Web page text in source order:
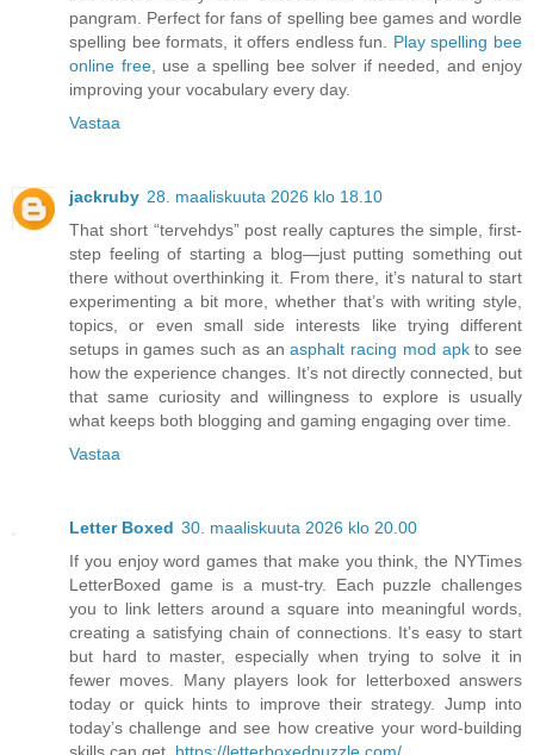
pangram. Perfect for fans of spelling bee games and wordle
spelling bee formats, it offers endless fun. Play spelling bee
online free, use a spelling bee solver if needed, and enjoy
improving your vocabulary every day.
Vastaa
jackruby 28. maaliskuuta 2026 klo 18.10
That short “tervehdys” post really captures the simple, first-
step feeling of starting a blog—just putting something out
there without overthinking it. From there, it’s natural to start
experimenting a bit more, whether that’s with writing style,
topics, or even small side interests like trying different
setups in games such as anasphalt racing mod apkto see
how the experience changes. It’s not directly connected, but
that same curiosity and willingness to explore is usually
what keeps both blogging and gaming engaging over time.
Vastaa
Letter Boxed 30. maaliskuuta 2026 klo 20.00
If you enjoy word games that make you think, the NYTimes
LetterBoxed game is a must-try. Each puzzle challenges
you to link letters around a square into meaningful words,
creating a satisfying chain of connections. It’s easy to start
but hard to master, especially when trying to solve it in
fewer moves. Many players look for letterboxed answers
today or quick hints to improve their strategy. Jump into
today’s challenge and see how creative your word-building
skills can get. https://letterboxedpuzzle.com/